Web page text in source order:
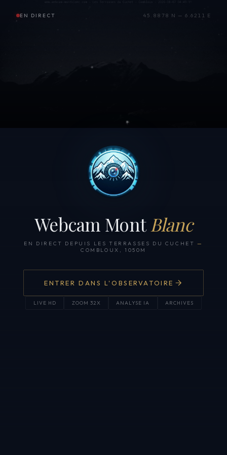
EN DIRECT 45.8878 N — 6.6211 E
Webcam Mont Blanc
EN DIRECT DEPUIS LES TERRASSES DU CUCHET —
COMBLOUX, 1050M
ENTRER DANS L'OBSERVATOIRE
LIVE HD ZOOM 32X ANALYSE IA ARCHIVES